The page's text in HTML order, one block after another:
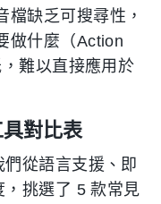
檔缺乏可搜尋性，
做什麼（Action
難以直接應用於
對比表
從語言支援、即
，挑選了 5 款常見